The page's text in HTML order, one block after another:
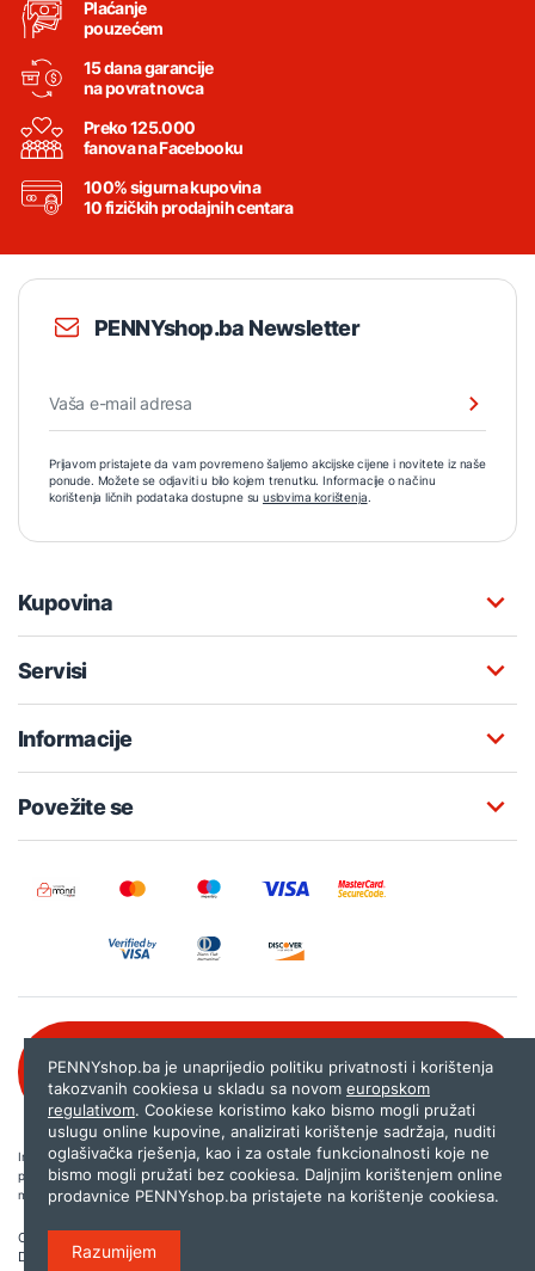
Plaćanje
pouzećem
15 dana garancije
na povrat novca
Preko 125.000
fanova na Facebooku
100% sigurna kupovina
10 fizičkih prodajnih centara
PENNYshop.ba Newsletter
Prijavom pristajete da vam povremeno šaljemo akcijske cijene i novitete iz naše
ponude. Možete se odjaviti u bilo kojem trenutku. Informacije o načinu
korištenja ličnih podataka dostupne su uslovima korištenja.
Kupovina
Servisi
Informacije
Povežite se
080 020 261
Internet trgovina PENNYshop.ba nastoji objavljivati samo provjerene i pravilne
podatke. Ako na našoj stranici otkrijete neistinite, odnosno neadekvatne informacije,
molimo vas da nam to javite nashop@pennyplus.com .
Copyright © 2026.
Dizajn i programiranje:
PENNYshop.ba je unaprijedio politiku privatnosti i korištenja
takozvanih cookiesa u skladu sa novom europskom
regulativom. Cookiese koristimo kako bismo mogli pružati
uslugu online kupovine, analizirati korištenje sadržaja, nuditi
oglašivačka rješenja, kao i za ostale funkcionalnosti koje ne
bismo mogli pružati bez cookiesa. Daljnjim korištenjem online
prodavnice PENNYshop.ba pristajete na korištenje cookiesa.
Razumijem